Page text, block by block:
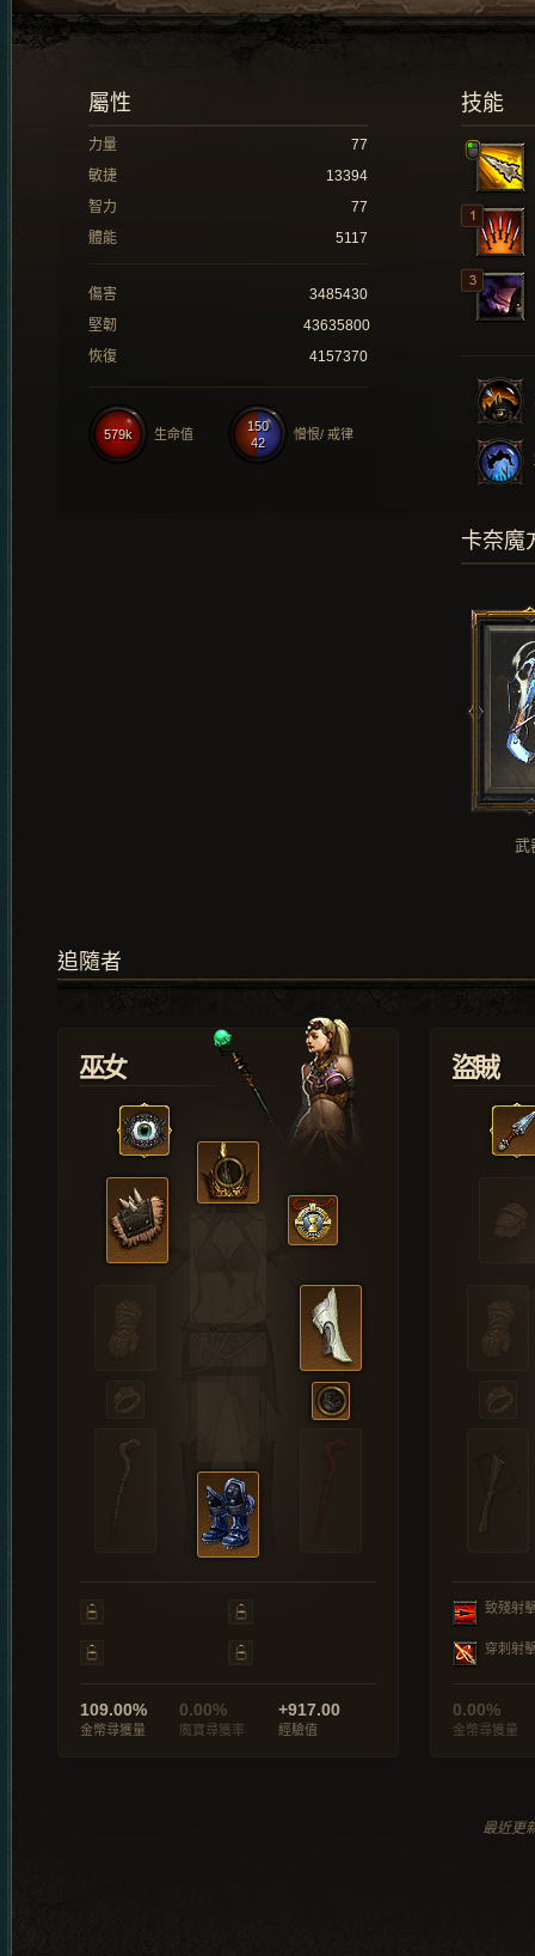
技能
屬性
力量
77
敏捷
13394
智力
77
體能
5117
傷害
3485430
堅韌
43635800
恢復
4157370
150
42
憎恨/ 戒律
579k 生命值
卡奈魔
武
追隨者
巫女
109.00%
金幣尋獲量
0.00%
魔寶尋獲率
+917.00
經驗值
盜賊
致殘射
穿刺射
0.00%
金幣尋獲量
最近更